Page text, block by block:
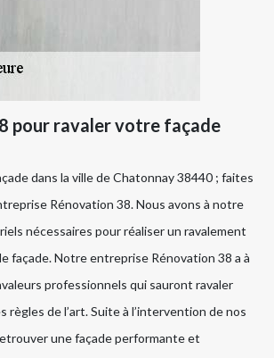
pour ravaler votre façade
dans la ville de Chatonnay 38440 ; faites
Rénovation 38. Nous avons à notre
nécessaires pour réaliser un ravalement
façade. Notre entreprise Rénovation 38 a à
professionnels qui sauront ravaler
règles de l’art. Suite à l’intervention de nos
une façade performante et